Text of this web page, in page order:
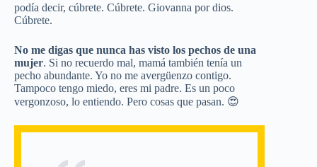
podía decir, cúbrete. Cúbrete. Giovanna por dios.
Cúbrete.
No me digas que nunca has visto los pechos de una
mujer. Si no recuerdo mal, mamá también tenía un
pecho abundante. Yo no me avergüenzo contigo.
Tampoco tengo miedo, eres mi padre. Es un poco
vergonzoso, lo entiendo. Pero cosas que pasan. 😍